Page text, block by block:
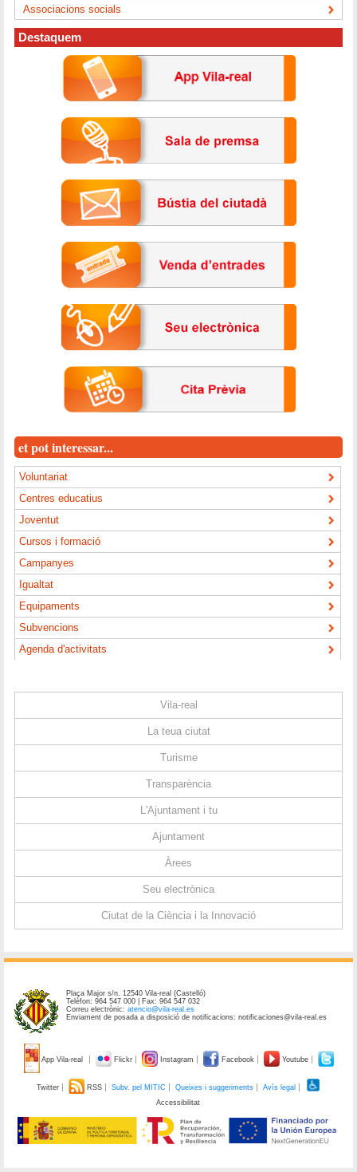
Associacions socials
Destaquem
et pot interessar...
Voluntariat
Centres educatius
Joventut
Cursos i formació
Campanyes
Igualtat
Equipaments
Subvencions
Agenda d'activitats
Vila-real
La teua ciutat
Turisme
Transparència
L'Ajuntament i tu
Ajuntament
Àrees
Seu electrònica
Ciutat de la Ciència i la Innovació
Plaça Major s/n. 12540 Vila-real (Castelló)
Telèfon: 964 547 000 | Fax: 964 547 032
Correu electrònic:atencio@vila-real.es
Enviament de posada a disposició de notificacions: notificaciones@vila-real.es
App Vila-real Flickr Instagram Facebook Youtube
Twitter RSS Subv. pel MITIC Queixes i suggeriments
Avís legal
Accessibilitat